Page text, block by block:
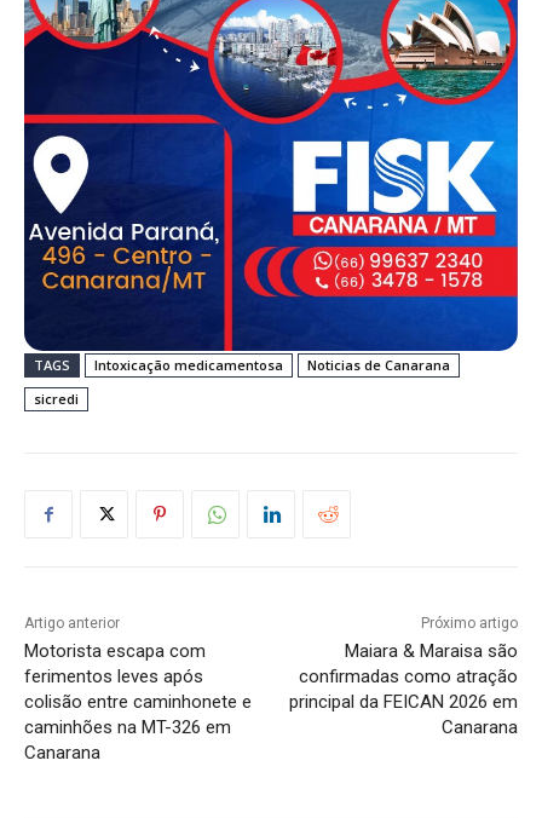
TAGS Intoxicação medicamentosa
Noticias de Canarana
sicredi
Artigo anterior
Motorista escapa com
ferimentos leves após
colisão entre caminhonete e
caminhões na MT-326 em
Canarana
Próximo artigo
Maiara & Maraisa são
confirmadas como atração
principal da FEICAN 2026 em
Canarana